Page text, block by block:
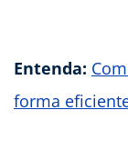
Entenda:
forma